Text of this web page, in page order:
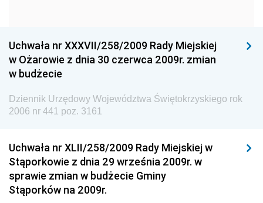
Dziennik Urzędowy Ministra Pracy i Polityki
Społecznej
Dziennik Urzędowy Urzędu Lotnictwa Cywilnego
Dziennik Urzędowy Ministerstwa Hutnictwa i
Przemysłu Maszynowego
Dziennik Urzędowy Ministerstwa Zdrowia i Opieki
Społecznej
Uchwała nr XXXVII/258/2009 Rady Miejskiej
w Ożarowie z dnia 30 czerwca 2009r. zmian
w budżecie
Dziennik Urzędowy Województwa Świętokrzyskiego rok
2006 nr 441 poz. 3161
Uchwała nr XLII/258/2009 Rady Miejskiej w
Stąporkowie z dnia 29 września 2009r. w
sprawie zmian w budżecie Gminy
Stąporków na 2009r.